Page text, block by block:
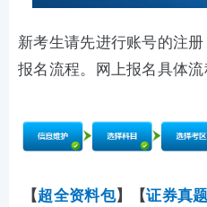
新考生请先进行账号的注
报名流程。网上报名具体流
【超全资料包】【证券真